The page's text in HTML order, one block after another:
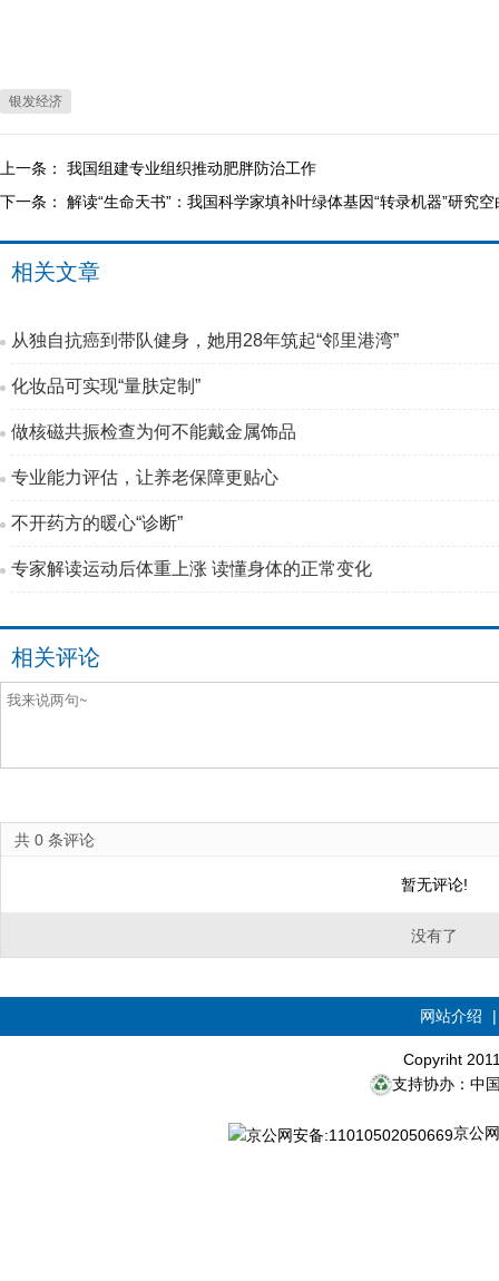
银发经济
上一条： 我国组建专业组织推动肥胖防治工作
下一条： 解读“生命天书”：我国科学家填补叶绿体基因“转录机器”研究空
相关文章
从独自抗癌到带队健身，她用28年筑起“邻里港湾”
化妆品可实现“量肤定制”
做核磁共振检查为何不能戴金属饰品
专业能力评估，让养老保障更贴心
不开药方的暖心“诊断”
专家解读运动后体重上涨 读懂身体的正常变化
相关评论
共 0 条评论
暂无评论!
没有了
网站介绍
Copyriht
支持协办：中
京公